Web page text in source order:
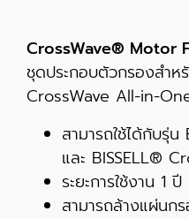
CrossWave® Motor
ชุดประกอบตัวกรองสำห
CrossWave All-in-
สามารถใช้ได้กับรุ่
และ BISSELL®
ระยะการใช้งาน 1 ปี
สามารถล้างแผ่นก